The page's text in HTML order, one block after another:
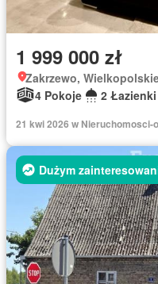
1 999 000 zł
Zakrzewo,
4 Pokoje
2 Łazienki
21 kwi 2026 w Nieruchomosci-
Dużym